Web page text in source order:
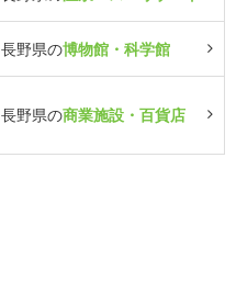
長野県の博物館・科学館
長野県の商業施設・百貨店